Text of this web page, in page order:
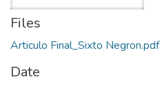
Files
Articulo Final_Sixto Negron.pdf
Date